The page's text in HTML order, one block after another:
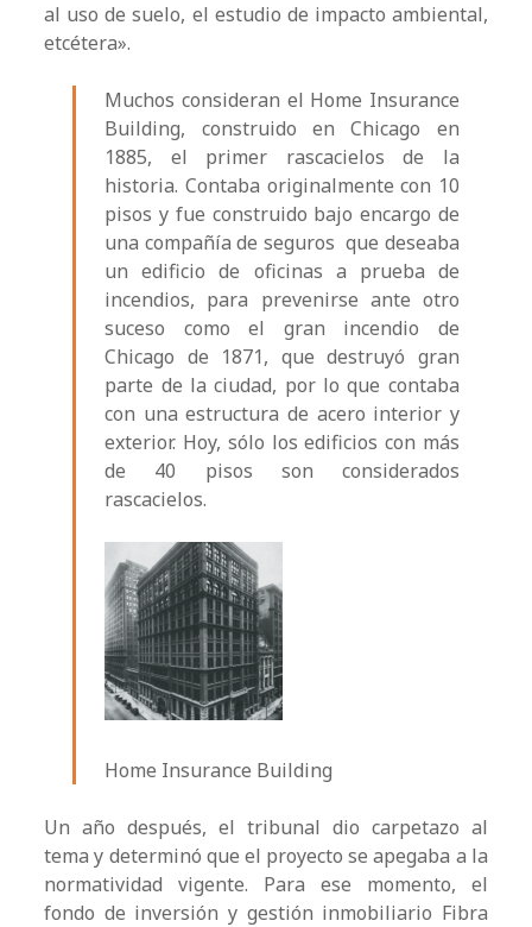
al uso de suelo, el estudio de impacto ambiental,
etcétera».
Muchos consideran el Home Insurance
Building, construido en Chicago en
1885, el primer rascacielos de la
historia. Contaba originalmente con 10
pisos y fue construido bajo encargo de
una compañía de seguros que deseaba
un edificio de oficinas a prueba de
incendios, para prevenirse ante otro
suceso como el gran incendio de
Chicago de 1871, que destruyó gran
parte de la ciudad, por lo que contaba
con una estructura de acero interior y
exterior. Hoy, sólo los edificios con más
de 40 pisos son considerados
rascacielos.
Home Insurance Building
Un año después, el tribunal dio carpetazo al
tema y determinó que el proyecto se apegaba a la
normatividad vigente. Para ese momento, el
fondo de inversión y gestión inmobiliario Fibra